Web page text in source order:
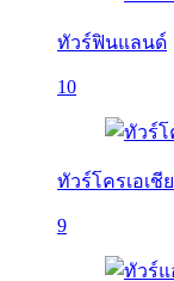
ทัวร์ฟินแลนด์
10
ทัวร์โครเอเชีย
9